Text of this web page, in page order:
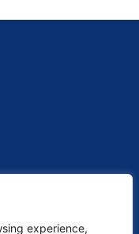
experience,